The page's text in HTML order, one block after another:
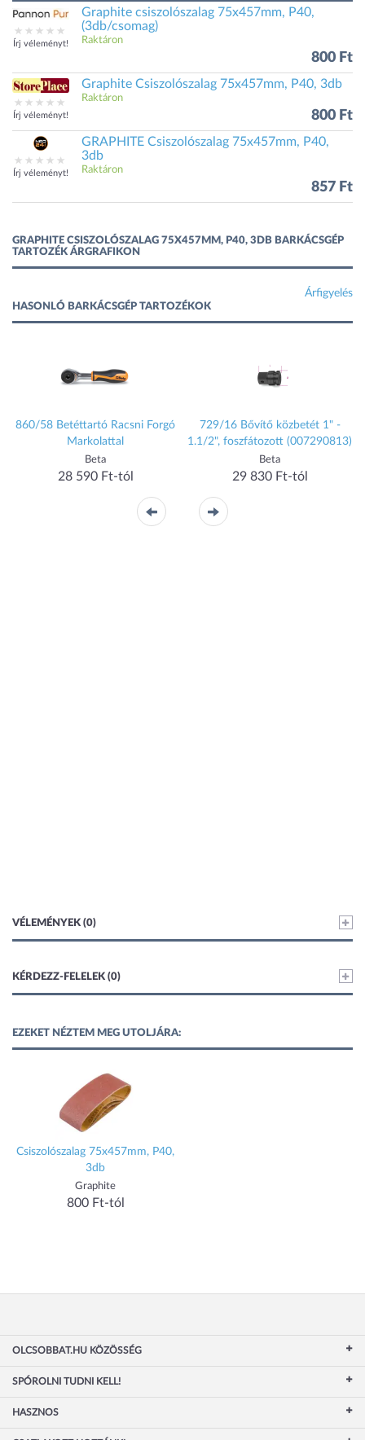
Írj véleményt!
Graphite csiszolószalag 75x457mm, P40,
(3db/csomag)
Raktáron
800 Ft
Írj véleményt!
Graphite Csiszolószalag 75x457mm, P40, 3db
Raktáron
800 Ft
Írj véleményt!
GRAPHITE Csiszolószalag 75x457mm, P40,
3db
Raktáron
857 Ft
GRAPHITE CSISZOLÓSZALAG 75X457MM, P40, 3DB BARKÁCSGÉP
TARTOZÉK ÁRGRAFIKON
Árfigyelés
HASONLÓ BARKÁCSGÉP TARTOZÉKOK
860/58 Betéttartó Racsni Forgó
Markolattal
Beta
28 590 Ft-tól
729/16 Bővítő közbetét 1" -
1.1/2", foszfátozott (007290813)
Beta
29 830 Ft-tól
VÉLEMÉNYEK (0)
KÉRDEZZ-FELELEK (0)
EZEKET NÉZTEM MEG UTOLJÁRA:
Csiszolószalag 75x457mm, P40,
3db
Graphite
800 Ft-tól
OLCSOBBAT.HU KÖZÖSSÉG
SPÓROLNI TUDNI KELL!
HASZNOS